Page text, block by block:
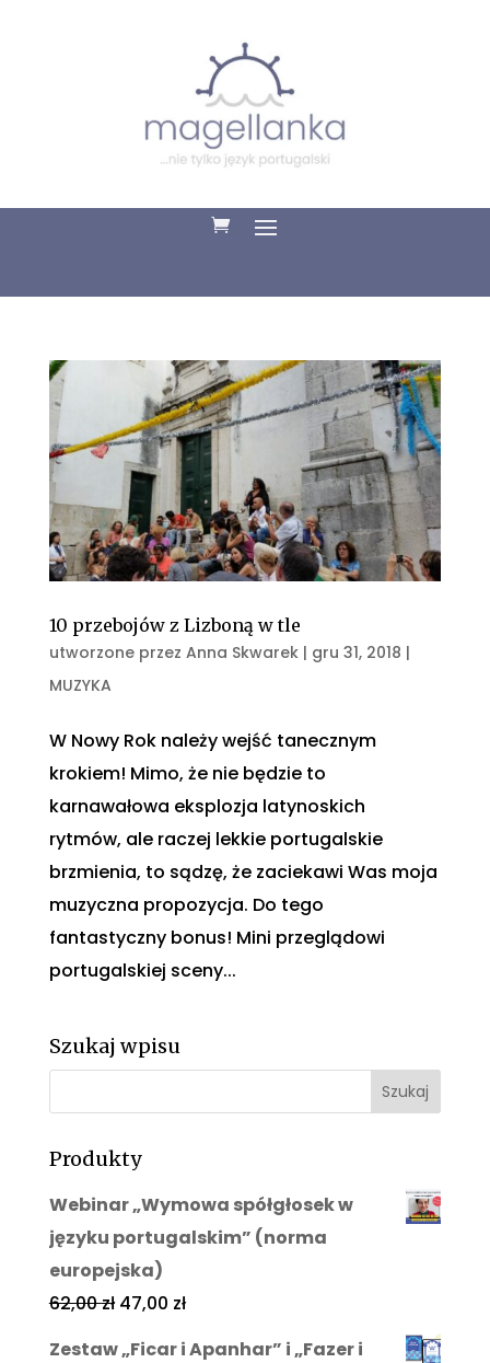
10 przebojów z Lizboną w tle
utworzone przez Anna Skwarek| gru 31, 2018 |
MUZYKA
W Nowy Rok należy wejść tanecznym
krokiem! Mimo, że nie będzie to
karnawałowa eksplozja latynoskich
rytmów, ale raczej lekkie portugalskie
brzmienia, to sądzę, że zaciekawi Was moja
muzyczna propozycja. Do tego
fantastyczny bonus! Mini przeglądowi
portugalskiej sceny...
Szukaj wpisu
Produkty
Webinar „Wymowa spółgłosek w
języku portugalskim” (norma
europejska)
62,00zł 47,00 zł
Zestaw „Ficar i Apanhar” i „Fazer i